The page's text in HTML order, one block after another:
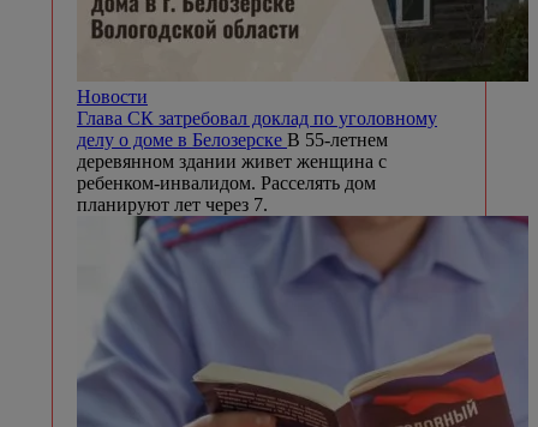
Новости
Глава СК затребовал доклад по уголовному
делу о доме в Белозерске В 55-летнем
деревянном здании живет женщина с
ребенком-инвалидом. Расселять дом
планируют лет через 7.